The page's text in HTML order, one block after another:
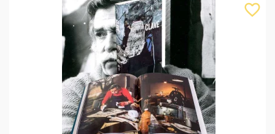
favorite_border